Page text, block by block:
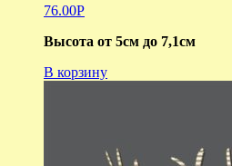
76.00Р
Высота от 5см до 7,1см
В корзину